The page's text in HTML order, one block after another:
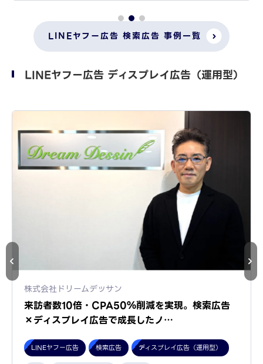
LINEヤフー広告 検索広告 事例一覧
LINEヤフー広告 ディスプレイ広告（運用型）
株式会社ドリームデッサン
来訪者数10倍・CPA50％削減を実現。検索広告
×ディスプレイ広告で成長したノ…
LINEヤフー広告 検索広告 ディスプレイ広告（運用型）